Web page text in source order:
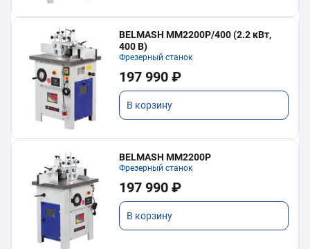
BELMASH MM2200P/400 (2.2 кВт,
400 В)
Фрезерный станок
197 990 ₽
В корзину
BELMASH MM2200P
Фрезерный станок
197 990 ₽
В корзину